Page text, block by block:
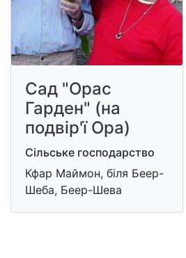
Сад "Орас
Гарден" (на
подвір'ї Ора)
Сільське господарство
Кфар Маймон, біля Беер-
Шеба, Беер-Шева